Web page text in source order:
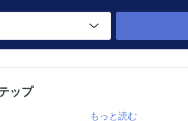
ップ
もっと読む